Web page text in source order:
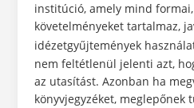
institúció, amely mind
követelményeket tartalmaz,
idézetgyűjtemények
nem feltétlenül jelenti azt,
az utasítást. Azonban ha
könyvjegyzéket, meglepőnek